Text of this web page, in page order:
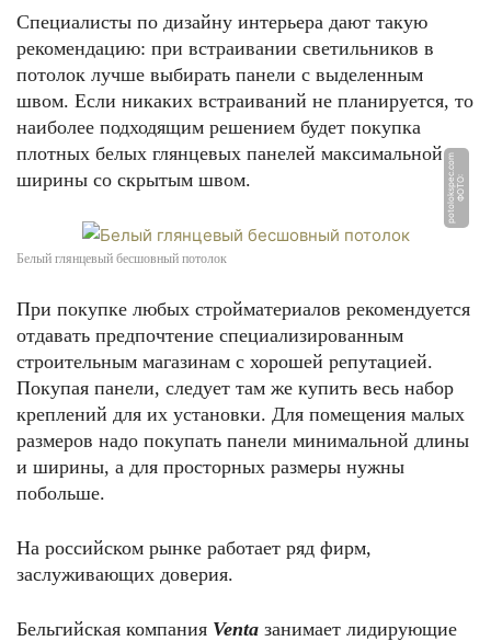
Специалисты по дизайну интерьера дают такую
рекомендацию: при встраивании светильников в
потолок лучше выбирать панели с выделенным
швом. Если никаких встраиваний не планируется, то
наиболее подходящим решением будет покупка
плотных белых глянцевых панелей максимальной
ширины со скрытым швом.
Ф
О
Т
О:
p
o
t
ol
o
k
s
p
e
c.
c
o
m
Белый глянцевый бесшовный потолок
При покупке любых стройматериалов рекомендуется
отдавать предпочтение специализированным
строительным магазинам с хорошей репутацией.
Покупая панели, следует там же купить весь набор
креплений для их установки. Для помещения малых
размеров надо покупать панели минимальной длины
и ширины, а для просторных размеры нужны
побольше.
На российском рынке работает ряд фирм,
заслуживающих доверия.
Бельгийская компания Venta занимает лидирующие